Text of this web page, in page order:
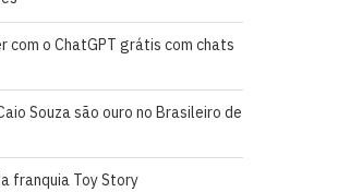
com o ChatGPT grátis com chats
Souza são ouro no Brasileiro de
franquia Toy Story